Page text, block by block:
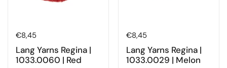
Prijs:
€8,45
Lang Yarns Regina |
1033.0060 | Red
Prijs:
€8,45
Lang Yarns Regina |
1033.0029 | Melon